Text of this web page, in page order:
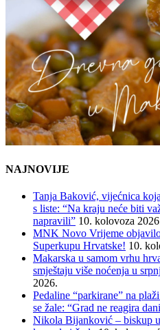
NAJNOVIJE
Tanja Baković, vijećnica
s liste: “Na kraju neće biti
napravili” 10. kolovoza
MNK Novo Vrijeme
Superkupu Hrvatske! 10.
Makarska u samom vrhu
smještaju više noćenja u
2026.
Pedaline “parkirane” na
se žale: “Grad ne reagira
Nikola Bijanković – biskup